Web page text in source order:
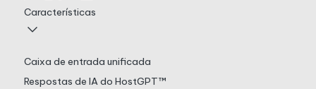
Características
Caixa de entrada unificada
Respostas de IA do HostGPT™